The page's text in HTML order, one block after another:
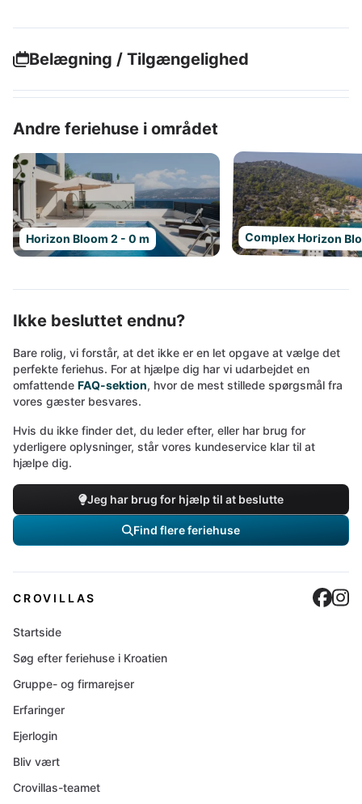
Belægning / Tilgængelighed
Andre feriehuse i området
Horizon Bloom 2 - 0 m Complex Horizon
Ikke besluttet endnu?
Bare rolig, vi forstår, at det ikke er en let opgave at vælge det
perfekte feriehus. For at hjælpe dig har vi udarbejdet en
omfattende FAQ-sektion, hvor de mest stillede spørgsmål fra
vores gæster besvares.
Hvis du ikke finder det, du leder efter, eller har brug for
yderligere oplysninger, står vores kundeservice klar til at
hjælpe dig.
Jeg har brug for hjælp til at beslutte
Find flere feriehuse
CROVILLAS
Startside
Søg efter feriehuse i Kroatien
Gruppe- og firmarejser
Erfaringer
Ejerlogin
Bliv vært
Crovillas-teamet